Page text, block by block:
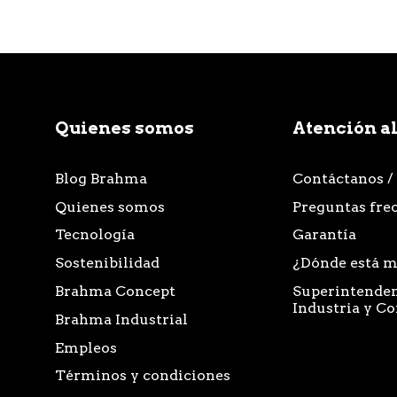
Quienes somos
Blog Brahma
Quienes somos
Tecnología
Sostenibilidad
Brahma Concept
Brahma Industrial
Empleos
Términos y condiciones
Atención
Contáctanos /
Preguntas
Garantía
¿Dónde está
Industria y